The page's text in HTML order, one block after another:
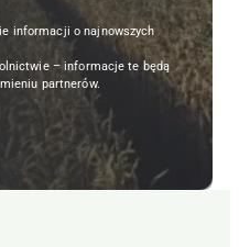
informacji o najnowszych
– informacje te będą
partnerów.